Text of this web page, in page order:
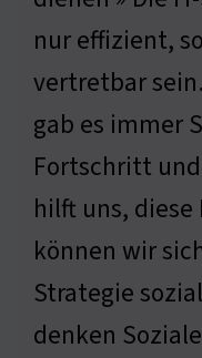
nur effizient,
vertretbar
gab es immer
Fortschritt
hilft uns, diese
können wir
Strategie
denken